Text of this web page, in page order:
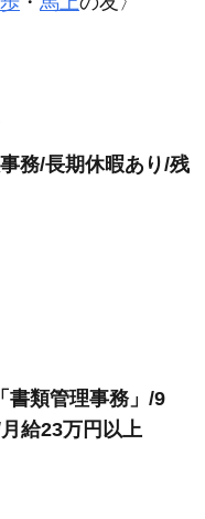
務/長期休暇あり/残
書類管理事務」/9
給23万円以上